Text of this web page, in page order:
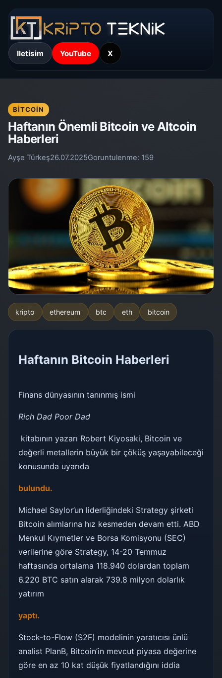
Iletisim YouTube X
BITCOIN
Haftanın Önemli Bitcoin ve Altcoin
Haberleri
Ayşe Türkeş26.07.2025Goruntulenme: 159
kripto ethereum btc eth bitcoin
Haftanın Bitcoin Haberleri
Finans dünyasının tanınmış ismi
Rich Dad Poor Dad
kitabının yazarı Robert Kiyosaki, Bitcoin ve
değerli metallerin büyük bir çöküş yaşayabileceği
konusunda uyarıda
bulundu.
Michael Saylor’un liderliğindeki Strategy şirketi
Bitcoin alımlarına hız kesmeden devam etti. ABD
Menkul Kıymetler ve Borsa Komisyonu (SEC)
verilerine göre Strategy, 14-20 Temmuz
haftasında ortalama 118.940 dolardan toplam
6.220 BTC satın alarak 739.8 milyon dolarlık
yatırım
yaptı.
Stock-to-Flow (S2F) modelinin yaratıcısı ünlü
analist PlanB, Bitcoin’in mevcut piyasa değerine
göre en az 10 kat düşük fiyatlandığını iddia